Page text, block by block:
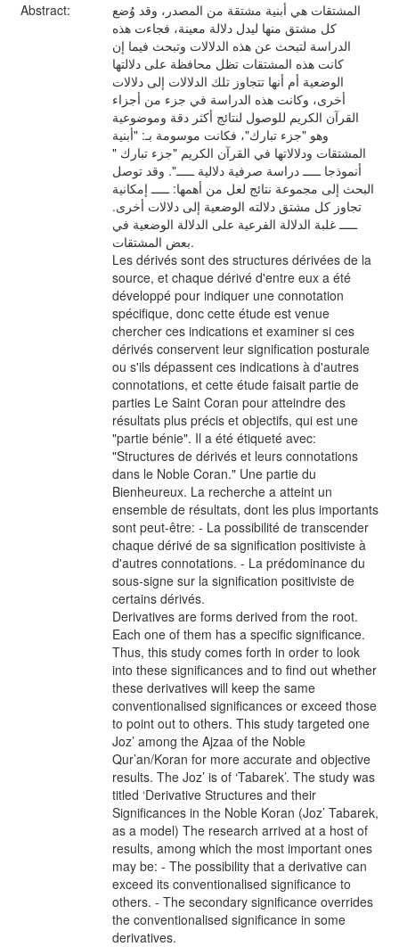
Abstract:
المشتقات هي أبنية مشتقة من المصدر، وقد وُضع
كل مشتق منها ليدل دلالة معينة، فجاءت هذه
الدراسة لتبحث عن هذه الدلالات وتبحث فيما إن
كانت هذه المشتقات تظل محافظة على دلالتها
الوضعية أم أنها تتجاوز تلك الدلالات إلى دلالات
أخرى، وكانت هذه الدراسة في جزء من أجزاء
القرآن الكريم للوصول لنتائج أكثر دقة وموضوعية
وهو "جزء تبارك"، فكانت موسومة بـ: "أبنية
المشتقات ودلالاتها في القرآن الكريم "جزء تبارك "
أنموذجا ـــــ دراسة صرفية دلالية ـــــ". وقد توصل
البحث إلى مجموعة نتائج لعل من أهمها: ـــــ إمكانية
تجاوز كل مشتق دلالته الوضعية إلى دلالات أخرى.
ـــــ غلبة الدلالة الفرعية على الدلالة الوضعية في
بعض المشتقات.
Les dérivés sont des structures dérivées de la
source, et chaque dérivé d'entre eux a été
développé pour indiquer une connotation
spécifique, donc cette étude est venue
chercher ces indications et examiner si ces
dérivés conservent leur signification posturale
ou s'ils dépassent ces indications à d'autres
connotations, et cette étude faisait partie de
parties Le Saint Coran pour atteindre des
résultats plus précis et objectifs, qui est une
"partie bénie". Il a été étiqueté avec:
"Structures de dérivés et leurs connotations
dans le Noble Coran." Une partie du
Bienheureux. La recherche a atteint un
ensemble de résultats, dont les plus importants
sont peut-être: - La possibilité de transcender
chaque dérivé de sa signification positiviste à
d'autres connotations. - La prédominance du
sous-signe sur la signification positiviste de
certains dérivés.
Derivatives are forms derived from the root.
Each one of them has a specific significance.
Thus, this study comes forth in order to look
into these significances and to find out whether
these derivatives will keep the same
conventionalised significances or exceed those
to point out to others. This study targeted one
Joz’ among the Ajzaa of the Noble
Qur’an/Koran for more accurate and objective
results. The Joz’ is of ‘Tabarek’. The study was
titled ‘Derivative Structures and their
Significances in the Noble Koran (Joz’ Tabarek,
as a model) The research arrived at a host of
results, among which the most important ones
may be: - The possibility that a derivative can
exceed its conventionalised significance to
others. - The secondary significance overrides
the conventionalised significance in some
derivatives.